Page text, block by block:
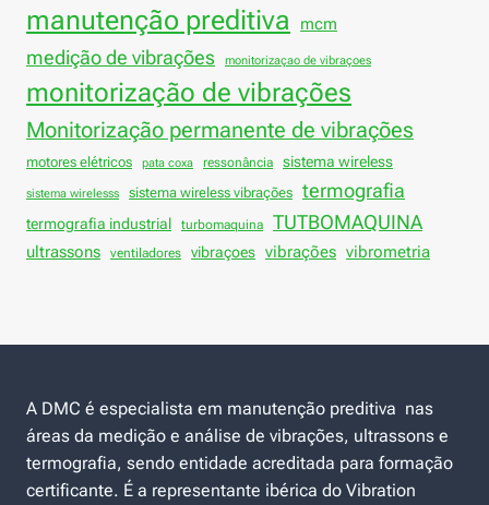
manutenção preditiva mcm
medição de vibrações monitorizaçao de vibraçoes
monitorização de vibrações
Monitorização permanente de vibrações
motores elétricos pata coxa ressonância sistema wireless
sistema wirelesss sistema wireless vibrações termografia
termografia industrial turbomaquina TUTBOMAQUINA
ultrassons ventiladores vibraçoes vibrações vibrometria
A DMC é especialista em manutenção preditiva nas
áreas da medição e análise de vibrações, ultrassons e
termografia, sendo entidade acreditada para formação
certificante. É a representante ibérica do Vibration